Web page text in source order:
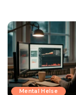
Mental Helse